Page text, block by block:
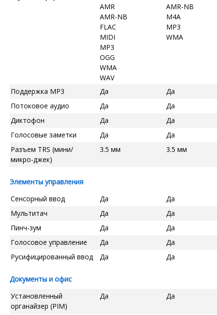
AMR
AMR-NB
FLAC
MIDI
MP3
OGG
WMA
WAV
AMR-NB
M4A
MP3
WMA
Поддержка MP3 Да
Да
Потоковое аудио
Да
Да
Диктофон
Да
Да
Голосовые заметки
Да
Да
Разъем TRS (мини/
микро-джек)
3.5 мм 3.5 мм
Элементы управления
Сенсорный ввод
Да
Да
Мультитач
Да
Да
Пинч-зум
Да
Да
Голосовое управление
Да
Да
Русифицированный ввод
Да Да
Документы и офис
Установленный
органайзер (PIM)
Да Да